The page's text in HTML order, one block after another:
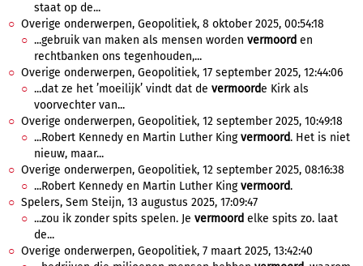
staat op de...
Overige onderwerpen, Geopolitiek, 8 oktober 2025, 00:54:18
...gebruik van maken als mensen worden vermoord en
rechtbanken ons tegenhouden,...
Overige onderwerpen, Geopolitiek, 17 september 2025, 12:44:06
...dat ze het ’moeilijk’ vindt dat de vermoorde Kirk als
voorvechter van...
Overige onderwerpen, Geopolitiek, 12 september 2025, 10:49:18
...Robert Kennedy en Martin Luther Kingvermoord. Het is niet
nieuw, maar...
Overige onderwerpen, Geopolitiek, 12 september 2025, 08:16:38
...Robert Kennedy en Martin Luther Kingvermoord.
Spelers, Sem Steijn, 13 augustus 2025, 17:09:47
...zou ik zonder spits spelen. Je vermoord elke spits zo. laat
de...
Overige onderwerpen, Geopolitiek, 7 maart 2025, 13:42:40